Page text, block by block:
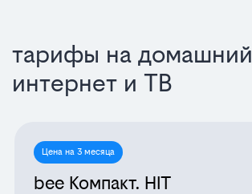
тарифы на домашний
интернет и ТВ
Цена на 3 месяца
bee Компакт. HIT